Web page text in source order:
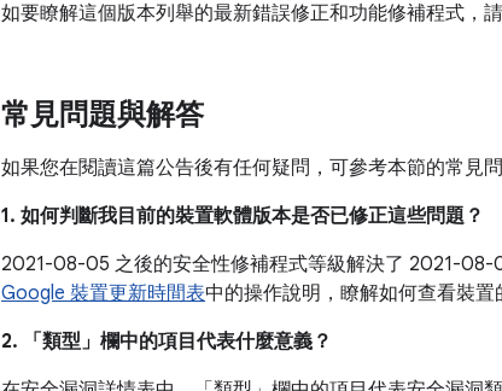
如要瞭解這個版本列舉的最新錯誤修正和功能修補程式，
常見問題與解答
如果您在閱讀這篇公告後有任何疑問，可參考本節的常見問
1. 如何判斷我目前的裝置軟體版本是否已修正這些問題？
2021-08-05 之後的安全性修補程式等級解決了 2021-08-
Google 裝置更新時間表中的操作說明，瞭解如何查看裝置
2. 「類型」 欄中的項目代表什麼意義？